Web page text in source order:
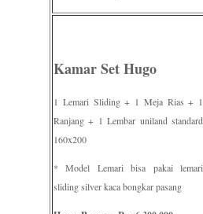
Kamar Set Hugo
1 Lemari Sliding + 1 Meja Rias + 1
Ranjang + 1 Lembar uniland standard
160x200
* Model Lemari bisa pakai lemari
sliding silver kaca bongkar pasang